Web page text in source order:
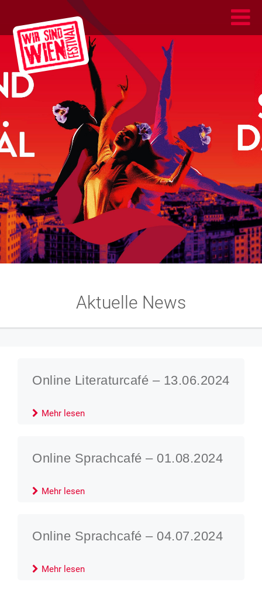
Aktuelle News
Online Literaturcafé – 13.06.2024
Mehr lesen
Online Sprachcafé – 01.08.2024
Mehr lesen
Online Sprachcafé – 04.07.2024
Mehr lesen